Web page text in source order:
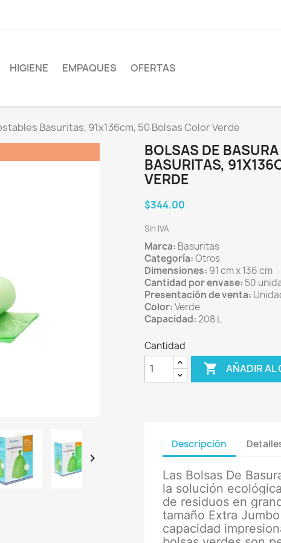
HIGIENE EMPAQUES OFERTAS
Basuritas, 91x136cm, 50 Bolsas Color Verde

BOLSAS DE
BASURITAS,
VERDE
$344.00
Sin IVA
Marca: Basuritas
Categoría:Otros
Dimensiones: 91 cm x 136 cm
Cantidad por envase: 50
Presentación de venta:
Color:Verde
Capacidad:208 L
Cantidad
 AÑADIR AL
Descripción
Las Bolsas De
la solución
de residuos en
tamaño Extra
capacidad